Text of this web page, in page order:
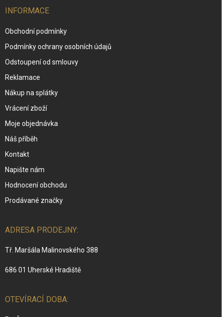
INFORMACE
Obchodní podmínky
Podmínky ochrany osobních údajů
Odstoupení od smlouvy
Reklamace
Nákup na splátky
Vrácení zboží
Moje objednávka
Náš příběh
Kontakt
Napište nám
Hodnocení obchodu
Prodávané značky
ADRESA PRODEJNY:
Tř. Maršála Malinovského 388
686 01 Uherské Hradiště
OTEVÍRACÍ DOBA: